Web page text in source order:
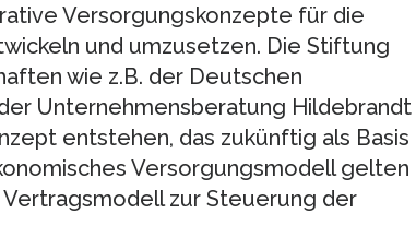
Versorgungskonzepte für die
und umzusetzen. Die Stiftung
wie z.B. der Deutschen
Unternehmensberatung Hildebrandt
entstehen, das zukünftig als Basis
Versorgungsmodell gelten
zur Steuerung der